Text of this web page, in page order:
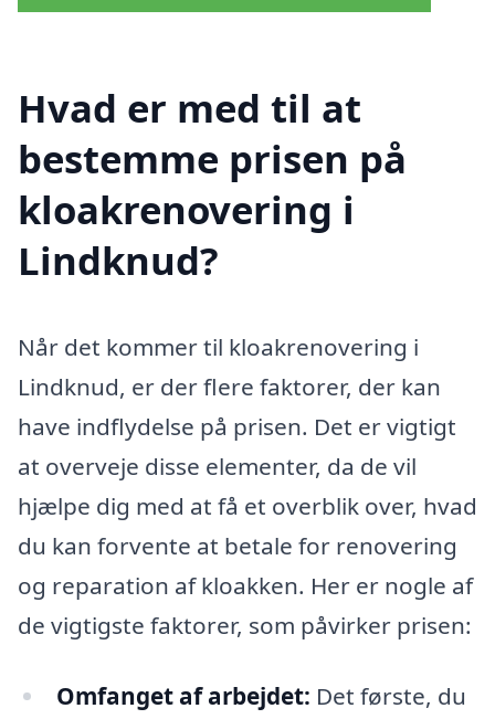
Hvad er med til at
bestemme prisen på
kloakrenovering i
Lindknud?
Når det kommer til kloakrenovering i
Lindknud, er der flere faktorer, der kan
have indflydelse på prisen. Det er vigtigt
at overveje disse elementer, da de vil
hjælpe dig med at få et overblik over, hvad
du kan forvente at betale for renovering
og reparation af kloakken. Her er nogle af
de vigtigste faktorer, som påvirker prisen:
Omfanget af arbejdet: Det første, du